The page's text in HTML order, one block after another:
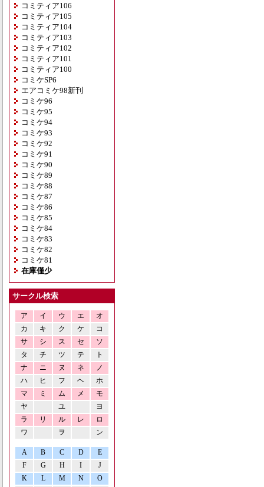
コミティア106
コミティア105
コミティア104
コミティア103
コミティア102
コミティア101
コミティア100
コミケSP6
エアコミケ98新刊
コミケ96
コミケ95
コミケ94
コミケ93
コミケ92
コミケ91
コミケ90
コミケ89
コミケ88
コミケ87
コミケ86
コミケ85
コミケ84
コミケ83
コミケ82
コミケ81
在庫僅少
サークル検索
ア イ ウ エ
オ
カ
キ ク ケ
コ
サ
シ ス セ
ソ
タ
チ ツ テ
ト
ナ
ニ ヌ ネ
ノ
ハ
ヒ フ ヘ
ホ
マ
ミ ム メ
モ
ヤ
ユ
ヨ
ラ
リ ル レ
ロ
ワ
ヲ ン
A B C D
E
F
G H I
J
K
L M N O